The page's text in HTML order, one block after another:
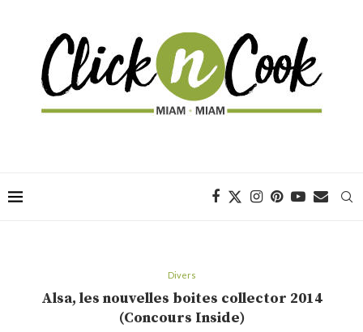
Divers
Alsa, les nouvelles boites collector 2014
(Concours Inside)